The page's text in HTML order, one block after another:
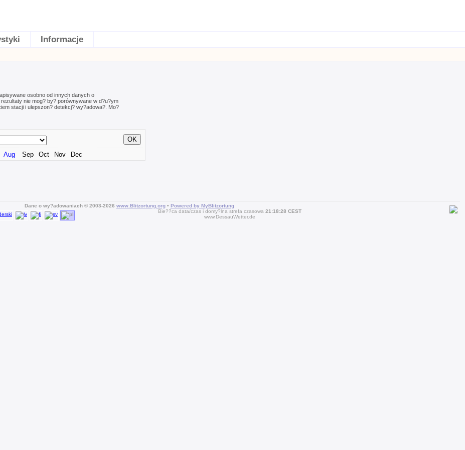
Informacje
osobno od innych danych o
nie mog? by? porównywane w d?u?ym
stacji i ulepszon? detekcj? wy?adowa?. Mo?
Aug Sep Oct Nov Dec
Dane o wy?adowaniach © 2003-2026 www.Blitzortung.org• Powered by MyBlitzortung
Bie??ca data/czas i domy?lna strefa czasowa 21:18:28 CEST
www.DessauWetter.de